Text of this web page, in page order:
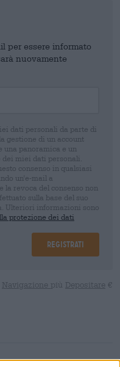
per essere informato
nuovamente
dati personali da parte di
gestione di un account
una panoramica e un
miei dati personali.
consenso in qualsiasi
un'e-mail a
la revoca del consenso non
sulla base del suo
Ulteriori informazioni sono
protezione dei dati
Registrati
Navigazione più Depositare €